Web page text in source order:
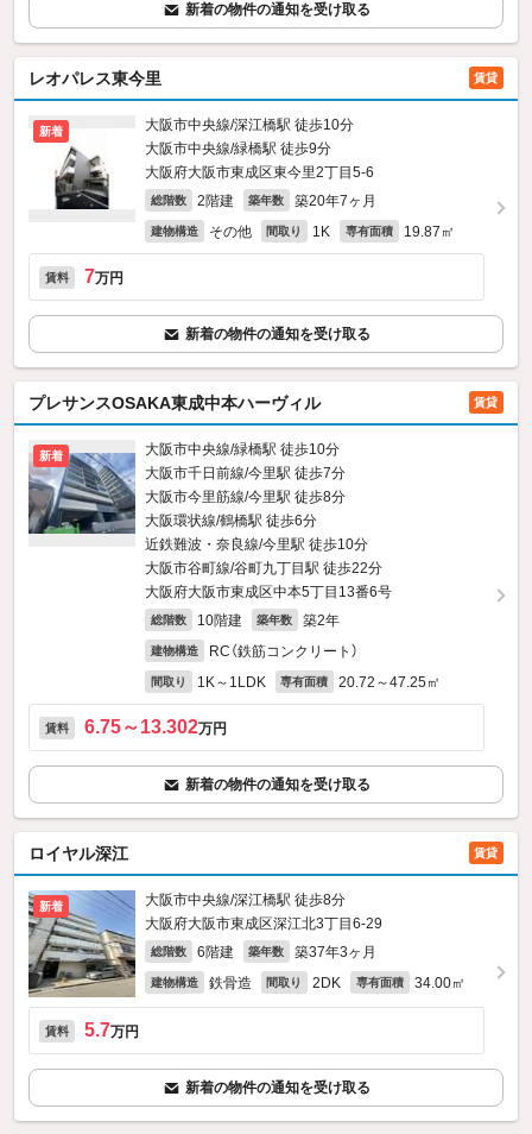
新着の物件の通知を受け取る
レオパレス東今里 賃貸
新着
大阪市中央線/深江橋駅 徒歩10分
大阪市中央線/緑橋駅 徒歩9分
大阪府大阪市東成区東今里2丁目5-6
総階数 2階建 築年数 築20年7ヶ月
建物構造 その他 間取り 1K 専有面積 19.87㎡
賃料 7万円
新着の物件の通知を受け取る
プレサンスOSAKA東成中本ハーヴィル 賃貸
新着
大阪市中央線/緑橋駅 徒歩10分
大阪市千日前線/今里駅 徒歩7分
大阪市今里筋線/今里駅 徒歩8分
大阪環状線/鶴橋駅 徒歩6分
近鉄難波・奈良線/今里駅 徒歩10分
大阪市谷町線/谷町九丁目駅 徒歩22分
大阪府大阪市東成区中本5丁目13番6号
総階数 10階建 築年数 築2年
建物構造 RC（鉄筋コンクリート）
間取り 1K～1LDK 専有面積 20.72～47.25㎡
賃料 6.75～13.302万円
新着の物件の通知を受け取る
ロイヤル深江 賃貸
新着
大阪市中央線/深江橋駅 徒歩8分
大阪府大阪市東成区深江北3丁目6-29
総階数 6階建 築年数 築37年3ヶ月
建物構造 鉄骨造 間取り 2DK 専有面積 34.00㎡
賃料 5.7万円
新着の物件の通知を受け取る